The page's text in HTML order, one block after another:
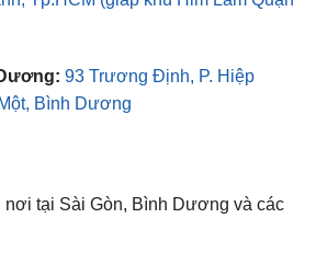
tại Sài Gòn, Bình Dương và các